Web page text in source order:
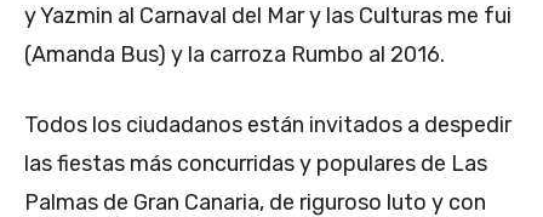
y Yazmin al Carnaval del Mar y las Culturas me fui
(Amanda Bus) y la carroza Rumbo al 2016.
Todos los ciudadanos están invitados a despedir
las fiestas más concurridas y populares de Las
Palmas de Gran Canaria, de riguroso luto y con